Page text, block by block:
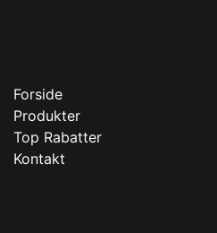
Forside
Produkter
Top Rabatter
Kontakt